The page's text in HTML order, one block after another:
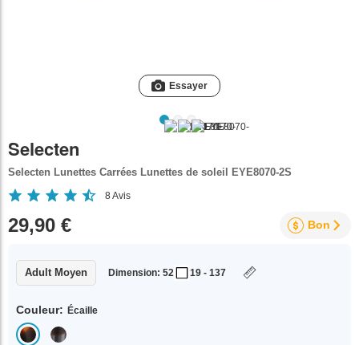
Essayer
Selecten
Selecten Lunettes Carrées Lunettes de soleil EYE8070-2S
8Avis
29,90 € Bon
Adult Moyen Dimension: 52 19 - 137
Couleur: Écaille